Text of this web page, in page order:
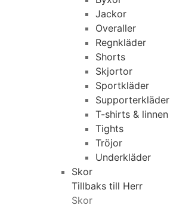
Jackor
Overaller
Regnkläder
Shorts
Skjortor
Sportkläder
Supporterkläder
T-shirts & linnen
Tights
Tröjor
Underkläder
Skor
Tillbaks till Herr
Skor